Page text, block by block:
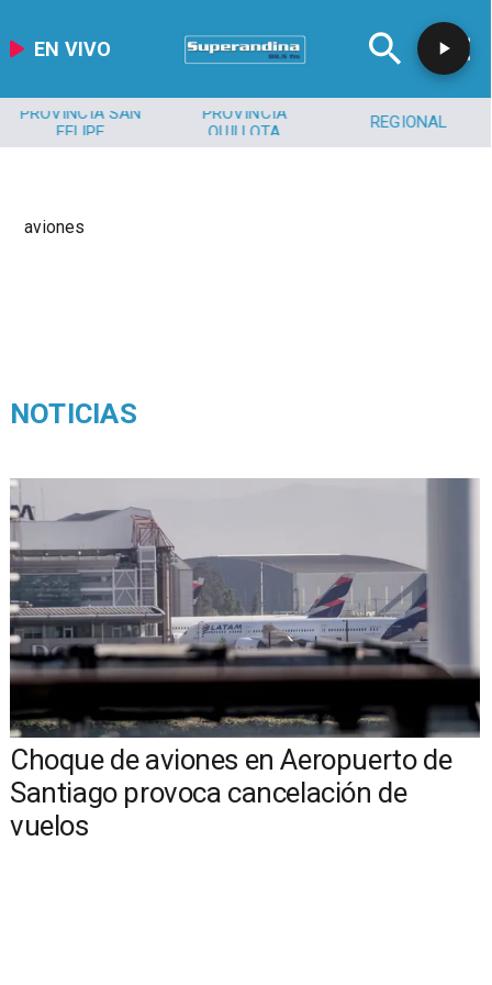
EN VIVO
PROVINCIA SAN
FELIPE
PROVINCIA
QUILLOTA
REGIONAL
aviones
NOTICIAS
Choque de aviones en Aeropuerto de
Santiago provoca cancelación de
vuelos